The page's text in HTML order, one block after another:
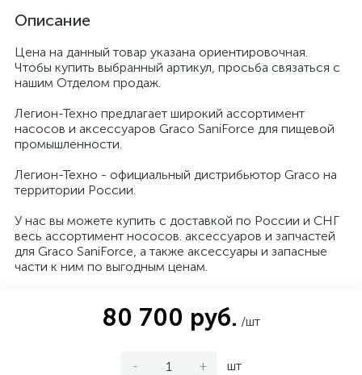
Описание
Цена на данный товар указана ориентировочная.
Чтобы купить выбранный артикул, просьба связаться с
нашим Отделом продаж.
Легион-Техно предлагает широкий ассортимент
насосов и аксессуаров Graco SaniForce для пищевой
промышленности.
Легион-Техно - официальный дистрибьютор Graco на
территории России.
У нас вы можете купить с доставкой по России и СНГ
весь ассортимент нососов. аксессуаров и запчастей
для Graco SaniForce, а также аксессуары и запасные
части к ним по выгодным ценам.
80 700 руб. /шт
- + шт